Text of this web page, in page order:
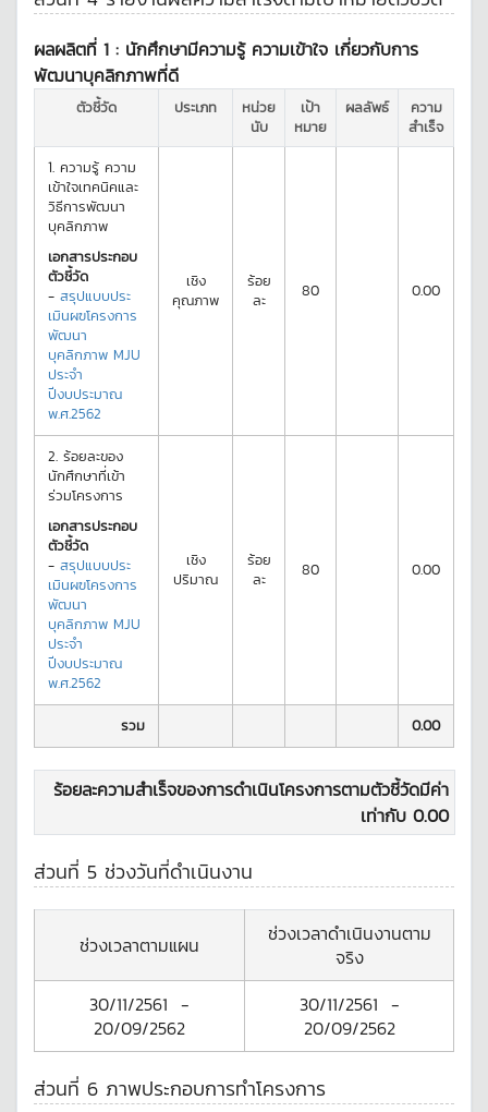
ผลผลิตที่ 1 : นักศึกษามีความรู้ ความเข้าใจ เกี่ยวกับการ
พัฒนาบุคลิกภาพที่ดี
ตัวชี้วัด ประเภท
หน่วย
นับ
เป้า
หมาย
ผลลัพธ์
ความ
สำเร็จ
1. ความรู้ ความ
เข้าใจเทคนิคและ
วิธีการพัฒนา
บุคลิกภาพ
เอกสารประกอบ
ตัวชี้วัด
- สรุปแบบประ
เมินผฃโครงการ
พัฒนา
บุคลิกภาพ MJU
ประจำ
ปีงบประมาณ
พ.ศ.2562
เชิง
คุณภาพ
ร้อย
ละ
80 0.00
2. ร้อยละของ
นักศึกษาที่เข้า
ร่วมโครงการ
เอกสารประกอบ
ตัวชี้วัด
- สรุปแบบประ
เมินผฃโครงการ
พัฒนา
บุคลิกภาพ MJU
ประจำ
ปีงบประมาณ
พ.ศ.2562
เชิง
ปริมาณ
ร้อย
ละ
80 0.00
รวม 0.00
ร้อยละความสำเร็จของการดำเนินโครงการตามตัวชี้วัดมีค่า
เท่ากับ 0.00
ส่วนที่ 5 ช่วงวันที่ดำเนินงาน
ช่วงเวลาตามแผน
ช่วงเวลาดำเนินงานตาม
จริง
30/11/2561 -
20/09/2562
30/11/2561 -
20/09/2562
ส่วนที่ 6 ภาพประกอบการทำโครงการ